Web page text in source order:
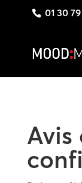
01 30
Avis